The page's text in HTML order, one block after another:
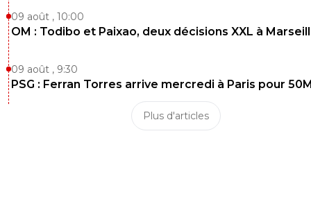
09 août , 10:00
OM : Todibo et Paixao, deux décisions XXL à
09 août , 9:30
PSG : Ferran Torres arrive mercredi à Paris pour
Plus d'articles